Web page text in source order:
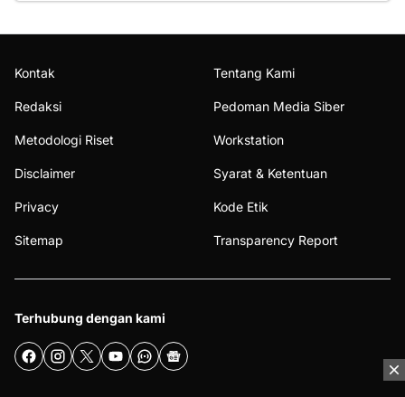
Kontak Tentang Kami
Redaksi Pedoman Media Siber
Metodologi Riset Workstation
Disclaimer Syarat & Ketentuan
Privacy Kode Etik
Sitemap Transparency Report
Terhubung dengan kami